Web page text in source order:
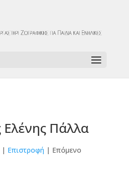
Ελένης Πάλλα
| Επιστροφή | Επόμενο